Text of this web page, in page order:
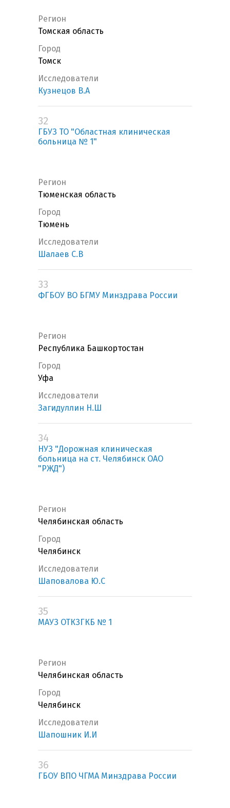
Регион
Томская область
Город
Томск
Исследователи
Кузнецов В.А
32
ГБУЗ ТО "Областная клиническая
больница № 1"
Регион
Тюменская область
Город
Тюмень
Исследователи
Шалаев С.В
33
ФГБОУ ВО БГМУ Минздрава России
Регион
Республика Башкортостан
Город
Уфа
Исследователи
Загидуллин Н.Ш
34
НУЗ "Дорожная клиническая
больница на ст. Челябинск ОАО
"РЖД")
Регион
Челябинская область
Город
Челябинск
Исследователи
Шаповалова Ю.С
35
МАУЗ ОТКЗГКБ № 1
Регион
Челябинская область
Город
Челябинск
Исследователи
Шапошник И.И
36
ГБОУ ВПО ЧГМА Минздрава России